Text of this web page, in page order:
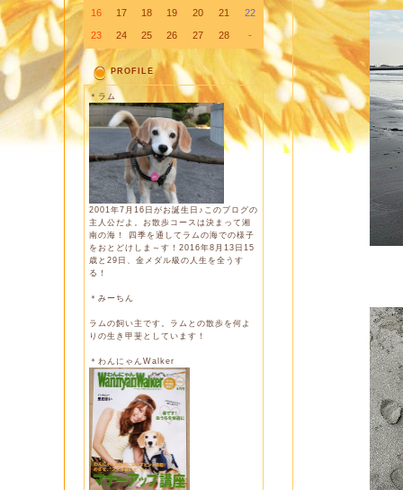
16 17 18 19 20 21 22
23 24 25 26 27 28 -
PROFILE
＊ラム
2001年7月16日がお誕生日♪このブログの
主人公だよ。お散歩コースは決まって湘
南の海！ 四季を通してラムの海での様子
をおとどけしま～す！2016年8月13日15
歳と29日、金メダル級の人生を全うす
る！
＊みーちん
ラムの飼い主です。ラムとの散歩を何よ
りの生き甲斐としています！
＊わんにゃんWalker